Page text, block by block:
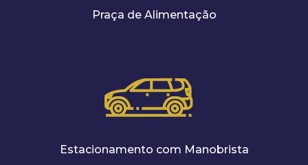
Praça de Alimentação
Estacionamento com Manobrista